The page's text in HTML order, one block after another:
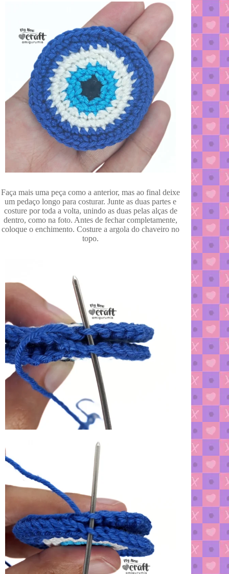
Faça mais uma peça como a anterior, mas ao final deixe
um pedaço longo para costurar. Junte as duas partes e
costure por toda a volta, unindo as duas pelas alças de
dentro, como na foto. Antes de fechar completamente,
coloque o enchimento. Costure a argola do chaveiro no
topo.